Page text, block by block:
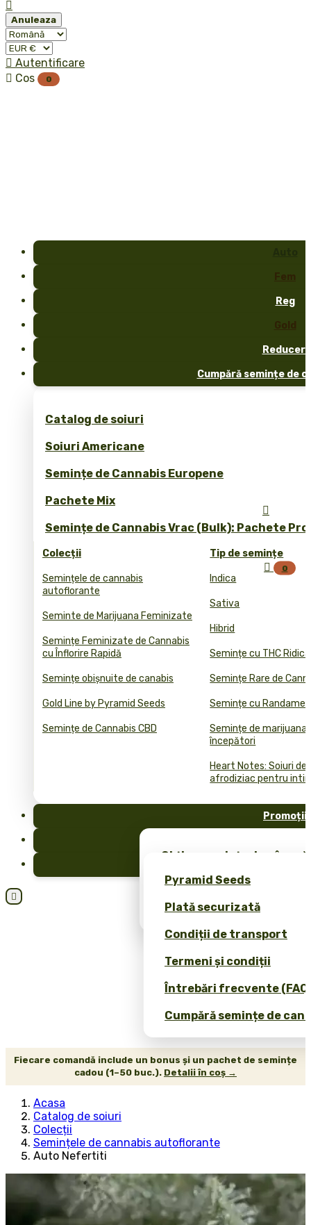

Anuleaza
 Autentificare
 Cos 0
Fem
Reg
Gold
Reduceri
Cumpără semințe de
Catalog de soiuri
Soiuri Americane
Semințe de Cannabis Europene
Pachete Mix
Semințe de Cannabis Vrac (Bulk): Pachete
Colecții
Semințele de cannabis
autoflorante
Seminte de Marijuana Feminizate
Semințe Feminizate de Cannabis
cu Înflorire Rapidă
Semințe obișnuite de canabis
Gold Line by Pyramid Seeds
Semințe de Cannabis CBD
Tip de semințe
Indica
Sativa
Hibrid
Semințe cu THC
Semințe Rare de
Semințe cu
Semințe de marijuana
începători
Heart Notes: Soiuri de
afrodiziac pentru
Promoții
Obține semințe de
dvs.!
Pyramid Seeds
Plată securizată
Condiții de transport
Termeni și condiții
Întrebări frecvente
Cumpără semințe de


 0
Fiecare comandă include un bonus și un pachet de semințe
cadou (1–50 buc.). Detalii în coș →
Acasa
Catalog de soiuri
Colecții
Semințele de cannabis autoflorante
Auto Nefertiti